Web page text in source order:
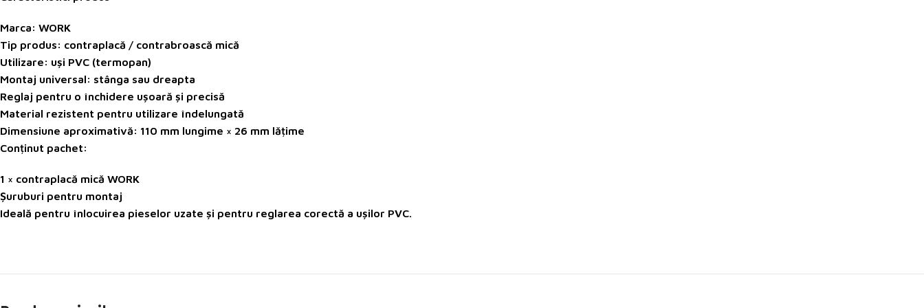
Marca: WORK
Tip produs: contraplacă / contrabroască mică
Utilizare: uși PVC (termopan)
Montaj universal: stânga sau dreapta
Reglaj pentru o închidere ușoară și precisă
Material rezistent pentru utilizare îndelungată
Dimensiune aproximativă: 110 mm lungime × 26 mm lățime
Conținut pachet:
1 × contraplacă mică WORK
Șuruburi pentru montaj
Ideală pentru înlocuirea pieselor uzate și pentru reglarea corectă a ușilor PVC.